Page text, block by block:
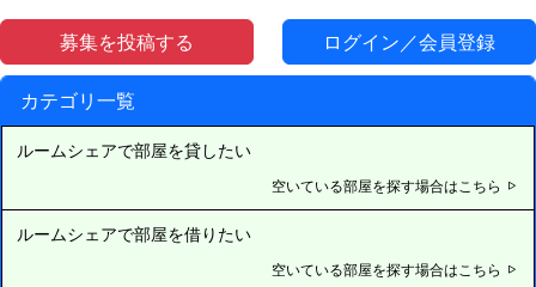
募集を投稿する ログイン／会員登録
カテゴリ一覧
ルームシェアで部屋を貸したい
空いている部屋を探す場合はこちら
ルームシェアで部屋を借りたい
空いている部屋を探す場合はこちら